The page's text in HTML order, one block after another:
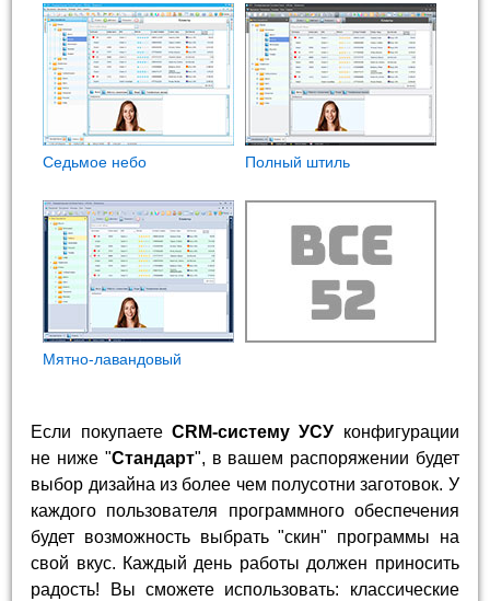
Седьмое небо Полный штиль
Мятно-лавандовый
Если покупаете CRM-систему УСУ конфигурации
не ниже "Стандарт", в вашем распоряжении будет
выбор дизайна из более чем полусотни заготовок. У
каждого пользователя программного обеспечения
будет возможность выбрать "скин" программы на
свой вкус. Каждый день работы должен приносить
радость! Вы сможете использовать: классические